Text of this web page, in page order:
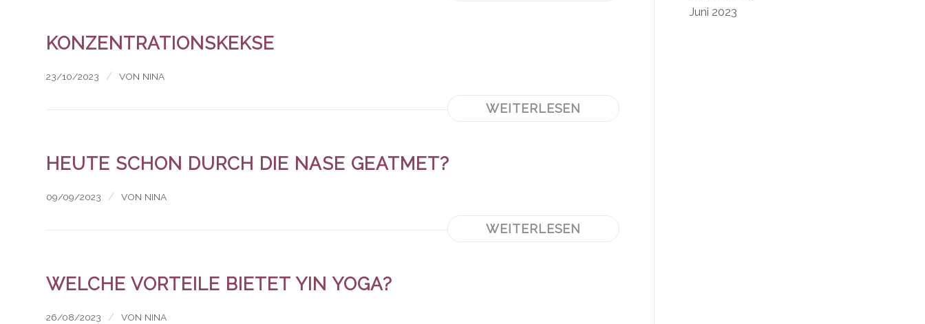
KONZENTRATIONSKEKSE
23/10/2023 / VON NINA
WEITERLESEN
HEUTE SCHON DURCH DIE NASE GEATMET?
09/09/2023 / VON NINA
WEITERLESEN
WELCHE VORTEILE BIETET YIN YOGA?
26/08/2023 / VON NINA
Juni 2023